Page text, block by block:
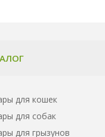
для кошек
для собак
для грызунов